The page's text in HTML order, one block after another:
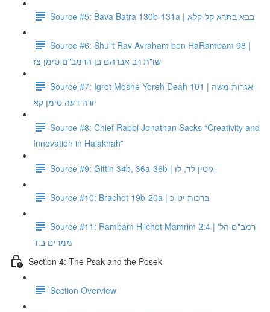
Source #5: Bava Batra 130b-131a | בבא בתרא קל-קלא
Source #6: Shu"t Rav Avraham ben HaRambam 98 |
שו"ת רב אברהם בן הרמב"ם סימן צז
Source #7: Igrot Moshe Yoreh Deah 101 | אגרות משה
יורה דעה סימן קא
Source #8: Chief Rabbi Jonathan Sacks “Creativity and
Innovation in Halakhah”
Source #9: Gittin 34b, 36a-36b | גיטין לד, לו
Source #10: Brachot 19b-20a | ברכות יט-כ
Source #11: Rambam Hilchot Mamrim 2:4 | רמב"ם הל'
ממרים ב:ד
Section 4: The Psak and the Posek
Section Overview